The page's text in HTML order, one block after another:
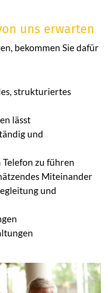
uns erwarten
bekommen Sie dafür
strukturiertes
lässt
und
Telefon zu führen
Miteinander
und